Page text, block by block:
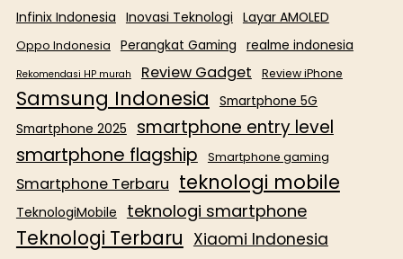
Infinix Indonesia Inovasi Teknologi Layar AMOLED
Oppo Indonesia Perangkat Gaming realme indonesia
Rekomendasi HP murah Review Gadget Review iPhone
Samsung Indonesia
Smartphone 5G
Smartphone 2025
smartphone entry level
smartphone flagship Smartphone gaming
Smartphone Terbaru teknologi mobile
TeknologiMobile teknologi smartphone
Teknologi Terbaru Xiaomi Indonesia